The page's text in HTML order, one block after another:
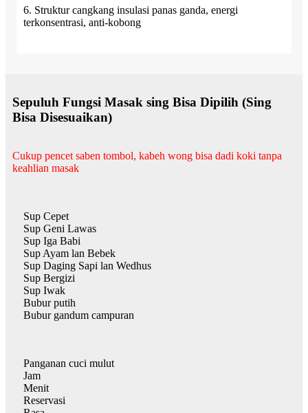
6. Struktur cangkang insulasi panas ganda, energi
terkonsentrasi, anti-kobong
Sepuluh Fungsi Masak sing Bisa Dipilih (Sing
Bisa Disesuaikan)
Cukup pencet saben tombol, kabeh wong bisa dadi koki tanpa
keahlian masak
Sup Cepet
Sup Geni Lawas
Sup Iga Babi
Sup Ayam lan Bebek
Sup Daging Sapi lan Wedhus
Sup Bergizi
Sup Iwak
Bubur putih
Bubur gandum campuran
Panganan cuci mulut
Jam
Menit
Reservasi